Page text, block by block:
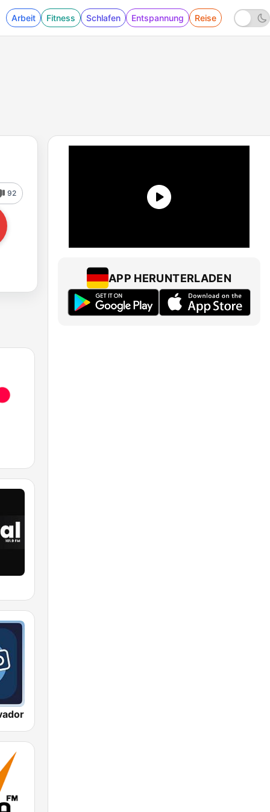
Arbeit Fitness Schlafen Entspannung Reise
92
APP HERUNTERLADEN